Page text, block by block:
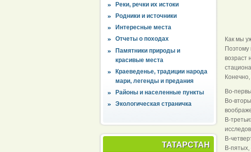
Реки, речки их истоки
Родники и источники
Интересные места
Отчеты о походах
Памятники природы и
красивые места
Краеведенье, традиции народа
мари, легенды и предания
Районы и населенные пункты
Экологическая страничка
ТАТАРСТАН
Как мы
Поэтому
возраст
Конечно,
Во-
Во-
В-
В-
В-пятых,